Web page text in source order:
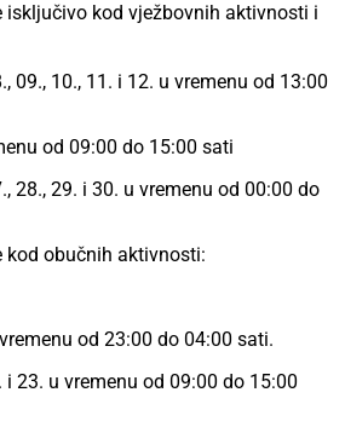
isključivo kod vježbovnih aktivnosti i
09., 10., 11. i 12. u vremenu od 13:00
od 09:00 do 15:00 sati
28., 29. i 30. u vremenu od 00:00 do
kod obučnih aktivnosti:
od 23:00 do 04:00 sati.
i 23. u vremenu od 09:00 do 15:00